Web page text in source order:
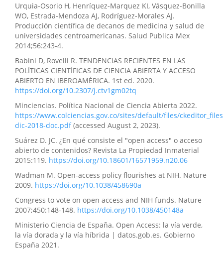
Urquia-Osorio H, Henríquez-Marquez KI, Vásquez-Bonilla
WO, Estrada-Mendoza AJ, Rodríguez-Morales AJ.
Producción científica de decanos de medicina y salud de
universidades centroamericanas. Salud Publica Mex
2014;56:243-4.
Babini D, Rovelli R. TENDENCIAS RECIENTES EN LAS
POLÍTICAS CIENTÍFICAS DE CIENCIA ABIERTA Y ACCESO
ABIERTO EN IBEROAMÉRICA. 1st ed. 2020.
https://doi.org/10.2307/j.ctv1gm02tq
Minciencias. Política Nacional de Ciencia Abierta 2022.
https://www.colciencias.gov.co/sites/default/files/
dic-2018-doc.pdf(accessed August 2, 2023).
Suárez D. JC. ¿En qué consiste el "open access" o acceso
abierto de contenidos? Revista La Propiedad Inmaterial
2015:119. https://doi.org/10.18601/16571959.n20.06
Wadman M. Open-access policy flourishes at NIH. Nature
2009. https://doi.org/10.1038/458690a
Congress to vote on open access and NIH funds. Nature
2007;450:148-148. https://doi.org/10.1038/450148a
Ministerio Ciencia de España. Open Access: la vía verde,
la vía dorada y la vía híbrida | datos.gob.es. Gobierno
España 2021.